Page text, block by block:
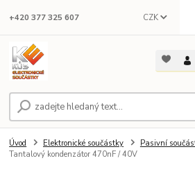
CZK
+420 377 325 607
Úvod Elektronické součástky Pasivní
Tantalový kondenzátor 470nF / 40V